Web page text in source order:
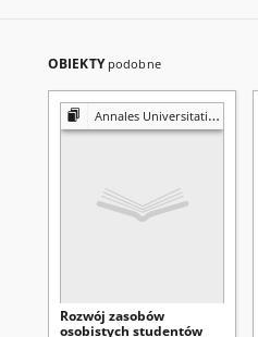
OBIEKTY podobne
Annales Universitatis Mariae Curie-Skłodowska. Sectio J, Paedagogia-Psychologia
Rozwój zasobów
osobistych studentów